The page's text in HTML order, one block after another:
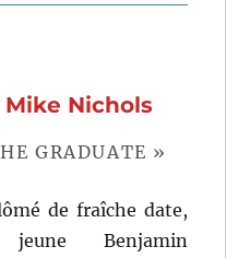
Qui
Virginia
(1966)
Nichols
Mike Nichols
GRADUATE »
de fraîche date,
Benjamin